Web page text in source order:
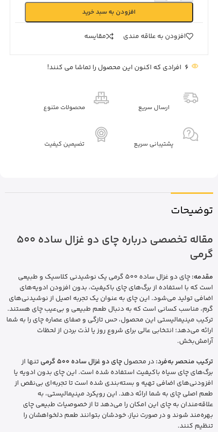
افزودن به سبد خرید
افزودن به علاقه مندی مقايسه
6 افرادی که اکنون این محصول را تماشا می کنند!
ارسال سریع محصولات متنوع
پشتیبانی سریع تضیمین کیفیت
توضیحات
مقاله تخصصی درباره چای دو غزال ساده 500
گرمی
مقدمه:
چای دو غزال ساده 500 گرمی یک نوشیدنی کلاسیک و طبیعی
است که با استفاده از برگ‌های چای باکیفیت، بدون افزودن ادویه‌های
اضافی تولید می‌شود. این چای به عنوان یک تجربه اصیل از نوشیدنی‌های
گرم، مناسب کسانی است که به دنبال طعم طبیعی و بی‌عیب چای هستند.
ترکیب مینیمالیستی این محصول، حس تازگی و صفای عصاره چای را به شما
ارائه می‌دهد؛ انتخابی عالی برای شروع روز یا لذت بردن از لحظات
آرامش‌بخش.
ترکیب منحصر به‌فرد:در محصولچای دو غزال ساده 500 گرمی
تنها از
برگ‌های چای سیاه باکیفیت استفاده شده است. این چای بدون ادویه یا
افزودنی‌های اضافی تهیه و بسته‌بندی شده است تا تجربه‌ای بی‌نقص از
طعم اصلی چای به شما ارائه دهد. این رویکرد مینیمالیستی، به
علاقه‌مندان به چای این امکان را می‌دهد تا از خصوصیات طبیعی چای
بهره‌مند شوند و در صورت نیاز، خودشان بتوانند طعم دلخواهشان را
تنظیم کنند.